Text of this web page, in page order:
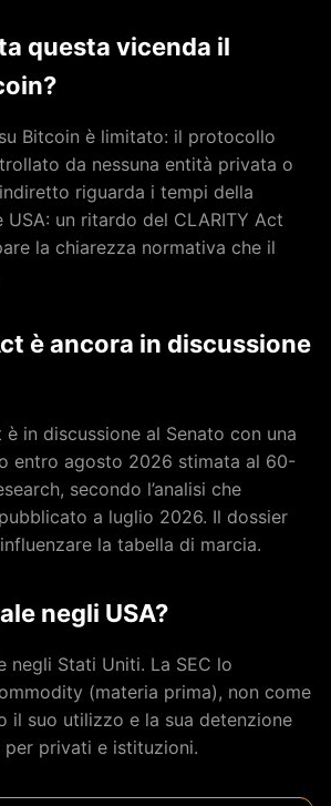
questa vicenda il
Bitcoin è limitato: il protocollo
da nessuna entità privata o
riguarda i tempi della
USA: un ritardo del CLARITY Act
la chiarezza normativa che il
è ancora in discussione
è in discussione al Senato con una
entro agosto 2026 stimata al 60-
secondo l’analisi che
a luglio 2026. Il dossier
la tabella di marcia.
negli USA?
negli Stati Uniti. La SEC lo
(materia prima), non come
il suo utilizzo e la sua detenzione
per privati e istituzioni.